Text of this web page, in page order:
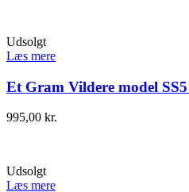
Udsolgt
Læs mere
Et Gram Vildere model
995,00 kr.
Udsolgt
Læs mere